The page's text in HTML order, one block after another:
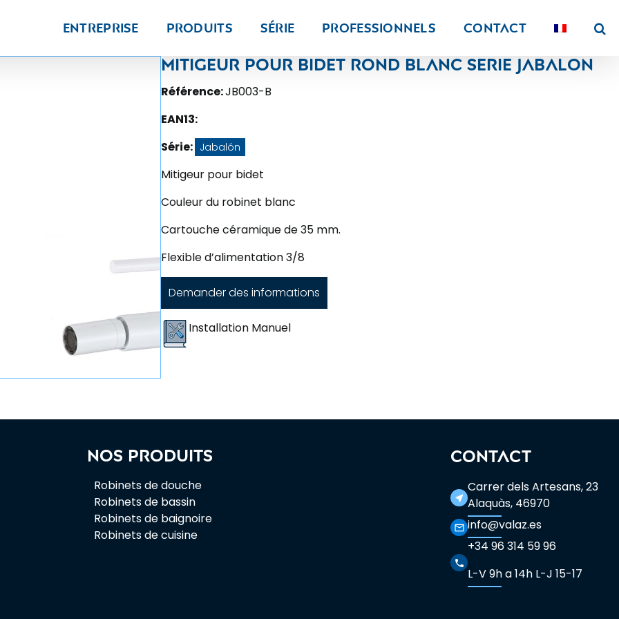
Entreprise Produits Série PROFESSIONNELS Contact
Mitigeur pour bidet rond blanc serie Jabalon
Référence:JB003-B
EAN13:
Série: Jabalón
Mitigeur pour bidet
Couleur du robinet blanc
Cartouche céramique de 35 mm.
Flexible d’alimentation 3/8
Demander des informations
Installation Manuel
Nos produits
Robinets de douche
Robinets de bassin
Robinets de baignoire
Robinets de cuisine
CONTACT
near_me
Carrer dels Artesans, 23
Alaquàs, 46970
mail_outline info@valaz.es
phone
+34 96 314 59 96
L-V 9h a 14h L-J 15-17